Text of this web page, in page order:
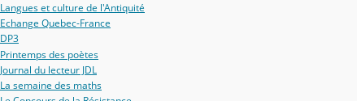
Langues et culture de l'Antiquité
Echange Quebec-France
DP3
Printemps des poètes
Journal du lecteur JDL
La semaine des maths